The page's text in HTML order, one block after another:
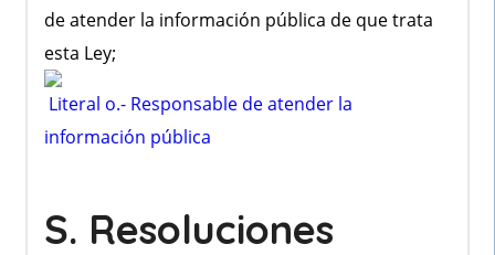
de atender la información pública de que trata
esta Ley;
Literal o.- Responsable de atender la
información pública
S. Resoluciones